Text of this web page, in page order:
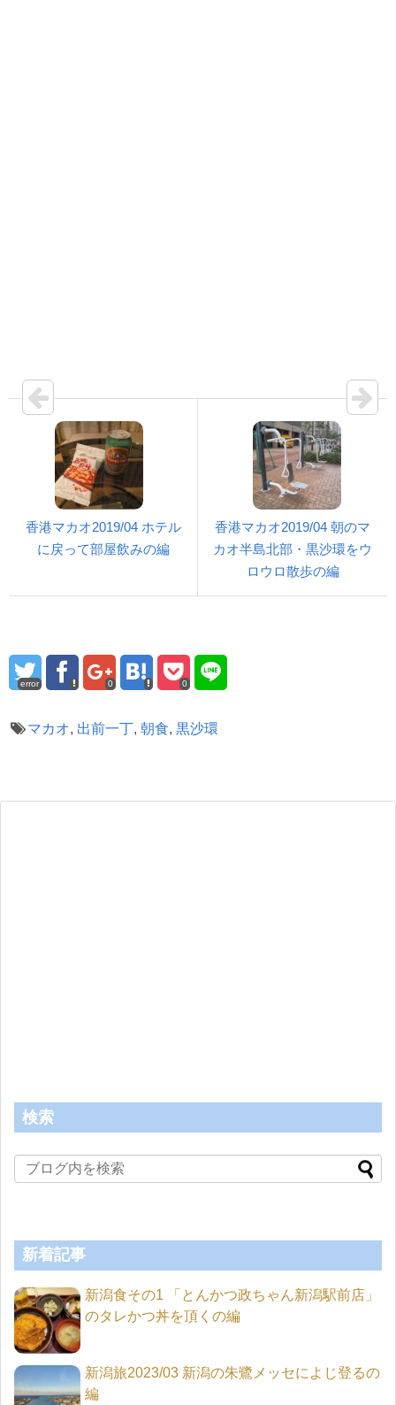
香港マカオ2019/04 ホテル
に戻って部屋飲みの編
香港マカオ2019/04 朝のマ
カオ半島北部・黒沙環をウ
ロウロ散歩の編
error 0 0
マカオ, 出前一丁, 朝食, 黒沙環
検索
新着記事
新潟食その1 「とんかつ政ちゃん新潟駅前店」
のタレかつ丼を頂くの編
新潟旅2023/03 新潟の朱鷺メッセによじ登るの
編